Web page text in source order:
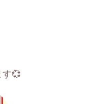
す💞